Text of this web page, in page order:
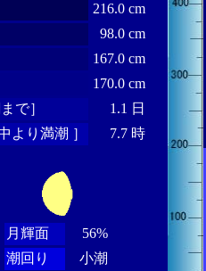
216.0 cm
98.0 cm
167.0 cm
170.0 cm
で］
1.1 日
より満潮 ］
7.7 時
月輝面
56%
潮回り
小潮